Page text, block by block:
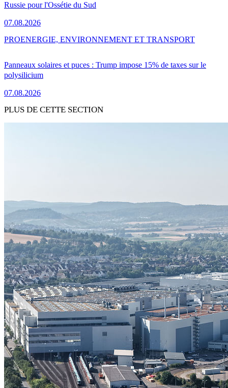
Russie pour l'Ossétie du Sud
07.08.2026
Panneaux solaires et puces : Trump impose 15% de taxes sur le
polysilicium
07.08.2026
PROENERGIE, ENVIRONNEMENT ET TRANSPORT
PLUS DE CETTE SECTION